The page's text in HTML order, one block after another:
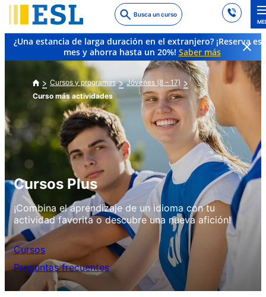
to
main
content
Busca un curso
¿Una estancia de larga duración en el extranjero? ¡Reserva
mes y ahorra hasta un 20%! Saber más
Cursos y programas
Jóvenes (8 – 17)
Curso más actividades
Cursos Plus
¡Combina el aprendizaje de un idioma con tu
actividad favorita o descubre una nueva afición!
Cursos
Preguntas frecuentes